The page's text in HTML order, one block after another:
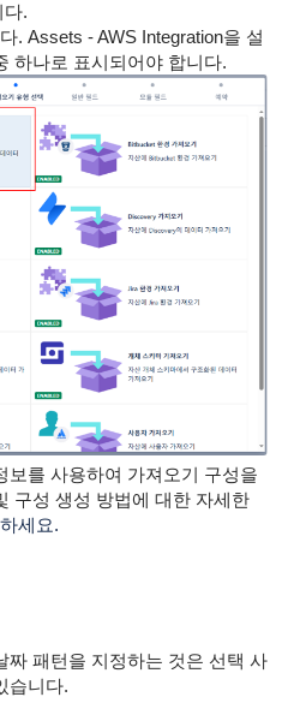
다.
. Assets - AWS Integration을 설
하나로 표시되어야 합니다.
보를 사용하여 가져오기 구성을
구성 생성 방법에 대한 자세한
세요.
짜 패턴을 지정하는 것은 선택 사
습니다.